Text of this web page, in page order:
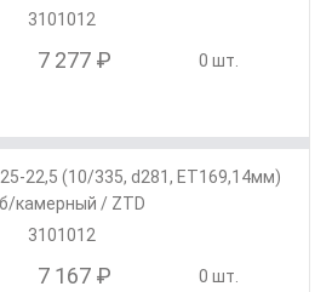
3101012
7 277 ₽ 0 шт.
22,5 (10/335, d281, ЕТ169,14мм)
камерный / ZTD
3101012
7 167 ₽ 0 шт.